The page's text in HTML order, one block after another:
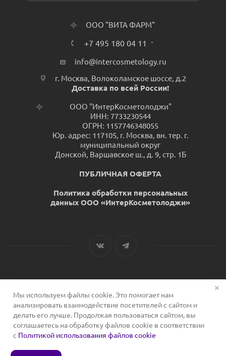
ООО "ВИТА ФАРМ"
+7 495 180 04 11
info@intercosmetology.ru
г. Москва, Волоколамское шоссе, д.2
Доставка по всей России!
ООО "ИнтерКосметолоджи"
ИНН: 7733230544
ОГРН: 1157746348055
Юр. адрес: 117105, г. Москва, вн. тер. г.
муниципальный округ
Донской, Варшавское ш., д. 9, стр. 1Б
ПУБЛИЧНАЯ ОФЕРТА
Политика обработки персональных
данных ООО «ИнтерКосметолоджи»
2026 © Сервис для косметологов
Мы используем файлы cookie. Это помогает нам
анализировать взаимодействие посетителей с сайтом и
делать его лучше. Продолжая пользоваться сайтом, вы
соглашаетесь на обработку файлов cookie в соответствии
с Политикой использования файлов cookie